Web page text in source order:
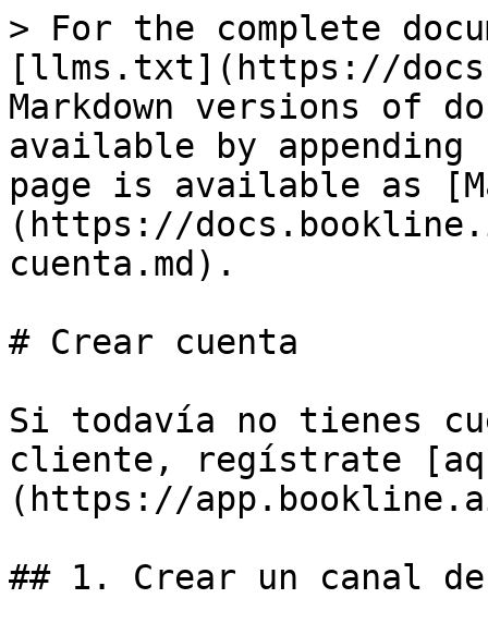
> For the complete
[llms.txt](https://
Markdown versions of
available by
page is available as
(https://
cuenta.md).
# Crear cuenta
Si todavía no tienes
cliente, regístrate
(https://
## 1. Crear un canal